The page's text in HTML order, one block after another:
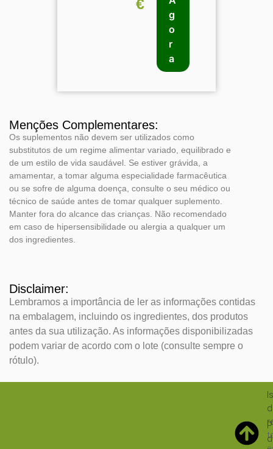
€
g
o
r
a
Menções Complementares:
Os suplementos não devem ser utilizados como
substitutos de um regime alimentar variado, equilibrado e
de um estilo de vida saudável. Se estiver grávida, a
amamentar, a tomar alguma especialidade farmacêutica
ou se sofre de alguma doença, consulte o seu médico ou
técnico de saúde antes de tomar qualquer suplemento.
Manter fora do alcance das crianças. Não recomendado
em caso de hipersensibilidade ou alergia a qualquer um
dos ingredientes.
Disclaimer:
Lembramos a importância de ler as informações contidas
na embalagem, incluindo os ingredientes, dos produtos
antes da sua utilização. As informações disponibilizadas
podem variar de acordo com o lote (consulte sempre o
rótulo).